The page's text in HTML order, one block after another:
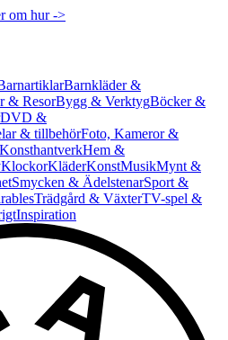
om hur ->
Barnkläder &
& ResorBygg & VerktygBöcker &
DVD &
& tillbehörFoto, Kameror &
Hem &
KlockorKläderKonstMusikMynt &
Smycken & ÄdelstenarSport &
Trädgård & VäxterTV-spel &
Inspiration